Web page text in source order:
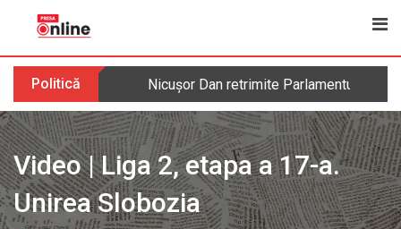
content
Politică Nicușor Dan retrimite Parlamentului
Video | Liga 2, etapa a 17-a.
Unirea Slobozia